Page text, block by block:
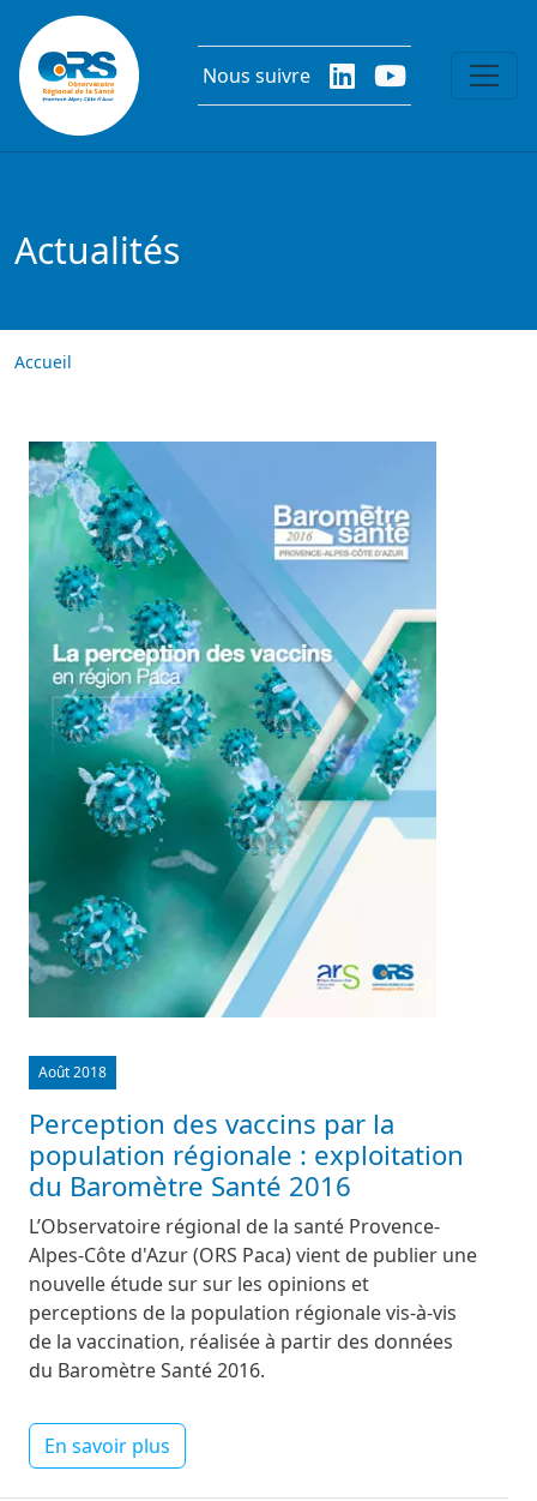
Aller au contenu principal
Nous suivre
Actualités
Accueil
Image
Août 2018
Perception des vaccins par la
population régionale : exploitation
du Baromètre Santé 2016
L’Observatoire régional de la santé Provence-
Alpes-Côte d'Azur (ORS Paca) vient de publier une
nouvelle étude sur sur les opinions et
perceptions de la population régionale vis-à-vis
de la vaccination, réalisée à partir des données
du Baromètre Santé 2016.
En savoir plus